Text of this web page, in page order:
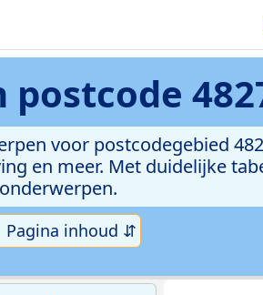
postcode
voor postcodegebied
en meer. Met duidelijke
onderwerpen.
Pagina inhoud ⇵